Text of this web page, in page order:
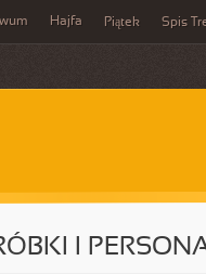
Hajfa Piątek Spis
I